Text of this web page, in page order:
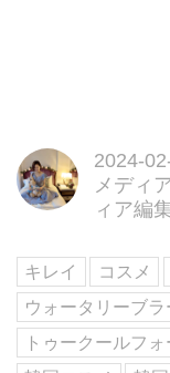
2024-
メディ
ィア編
キレイ コスメ
ウォータリーブ
トゥークールフ